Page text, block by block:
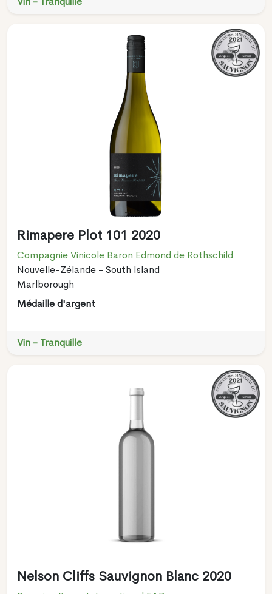
Rimapere Plot 101 2020
Compagnie Vinicole Baron Edmond de Rothschild
Nouvelle-Zélande - South Island
Marlborough
Médaille d'argent
Vin - Tranquille
Nelson Cliffs Sauvignon Blanc 2020